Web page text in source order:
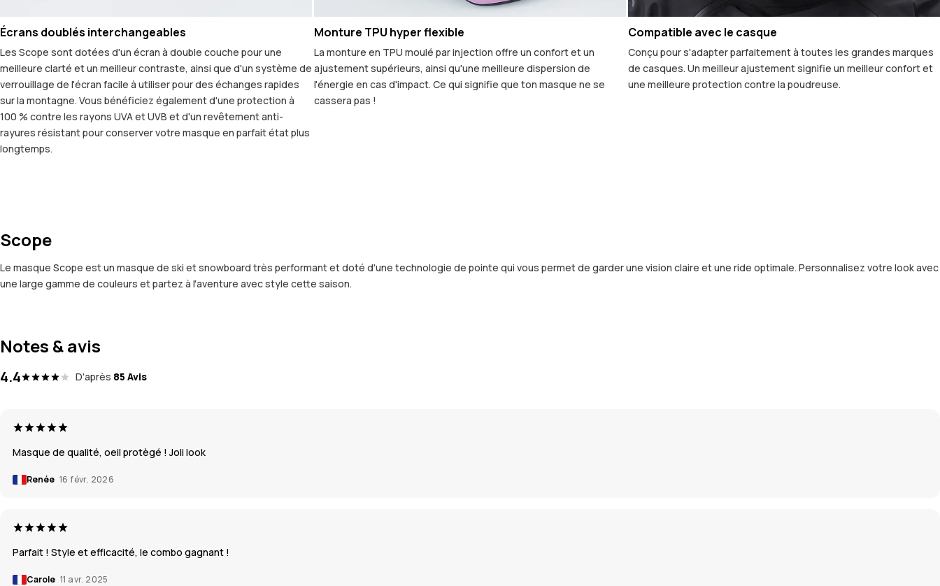
Écrans doublés interchangeables
Les Scope sont dotées d'un écran à double couche pour une
meilleure clarté et un meilleur contraste, ainsi que d'un système de
verrouillage de l'écran facile à utiliser pour des échanges rapides
sur la montagne. Vous bénéficiez également d'une protection à
100 % contre les rayons UVA et UVB et d'un revêtement anti-
rayures résistant pour conserver votre masque en parfait état plus
longtemps.
Monture TPU hyper flexible
La monture en TPU moulé par injection offre un confort et un
ajustement supérieurs, ainsi qu'une meilleure dispersion de
l'énergie en cas d'impact. Ce qui signifie que ton masque ne se
cassera pas !
Compatible avec le casque
Conçu pour s'adapter parfaitement à toutes les grandes marques
de casques. Un meilleur ajustement signifie un meilleur confort et
une meilleure protection contre la poudreuse.
Scope
Le masque Scope est un masque de ski et snowboard très performant et doté d'une technologie de pointe qui vous permet de garder une vision claire et une ride optimale. Personnalisez votre look avec
une large gamme de couleurs et partez à l'aventure avec style cette saison.
Notes & avis
4.4 D'après 85 Avis
Masque de qualité, oeil protègé ! Joli look
Renée 16 févr. 2026
Parfait ! Style et efficacité, le combo gagnant !
Carole 11 avr. 2025